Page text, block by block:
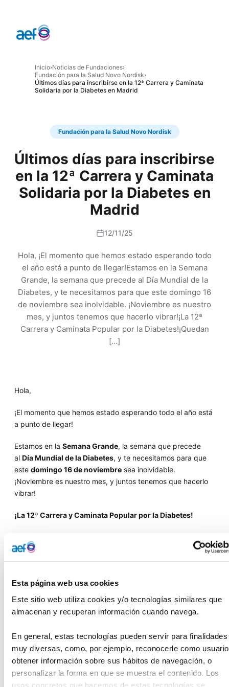
Esta página web usa cookies
Este sitio web utiliza cookies y/o tecnologías similares que
almacenan y recuperan información cuando navega.
En general, estas tecnologías pueden servir para finalidades
muy diversas, como, por ejemplo, reconocerle como
obtener información sobre sus hábitos de navegación, o
personalizar la forma en que se muestra el contenido. Los
usos concretos que hacemos de estas tecnologías se
Inicio›Noticias de Fundaciones›
Fundación para la Salud Novo Nordisk›
Últimos días para inscribirse en la 12ª Carrera y Caminata
Solidaria por la Diabetes en Madrid
Fundación para la Salud Novo Nordisk
Últimos días para inscribirse
en la 12ª Carrera y Caminata
Solidaria por la Diabetes en
Madrid
12/11/25
Hola, ¡El momento que hemos estado esperando todo
el año está a punto de llegar!Estamos en la Semana
Grande, la semana que precede al Día Mundial de la
Diabetes, y te necesitamos para que este domingo 16
de noviembre sea inolvidable. ¡Noviembre es nuestro
mes, y juntos tenemos que hacerlo vibrar!¡La 12ª
Carrera y Caminata Popular por la Diabetes!¡Quedan
[…]
Hola,
¡El momento que hemos estado esperando todo el año está
a punto de llegar!
Estamos en la Semana Grande, la semana que precede
al Día Mundial de la Diabetes, y te necesitamos para que
este domingo 16 de noviembre sea inolvidable.
¡Noviembre es nuestro mes, y juntos tenemos que hacerlo
vibrar!
¡La 12ª Carrera y Caminata Popular por la Diabetes!
oportunidad de formar parte de la
GRANDE, RUIDOSA y SOLIDARIAque jamás haya teñido el
visibilidad. Es la forma más potente de decir:
Con diabetes,
¡somos imparables!
¿Qué te espera en el Parque?
Las emocionantes Carreras y la Caminata de
2,2 km.
La ExpoDiabetescon actividades increíbles: